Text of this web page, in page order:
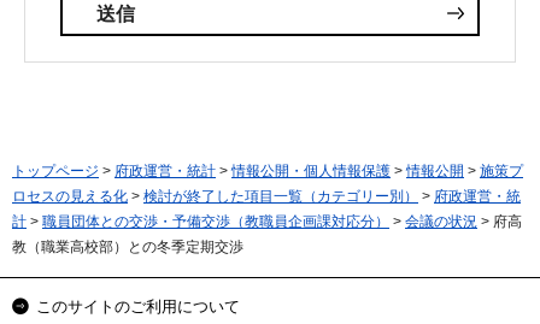
トップページ > 府政運営・統計 >情報公開・個人情報保護 >情報公開 > 施策プ
ロセスの見える化 > 検討が終了した項目一覧（カテゴリー別） > 府政運営・統
計 > 職員団体との交渉・予備交渉（教職員企画課対応分） > 会議の状況 > 府高
教（職業高校部）との冬季定期交渉
このサイトのご利用について